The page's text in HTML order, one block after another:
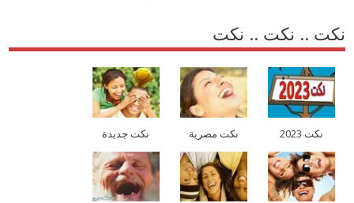
نكت .. نكت .. نكت
نكت 2023 نكت مصرية نكت جديدة